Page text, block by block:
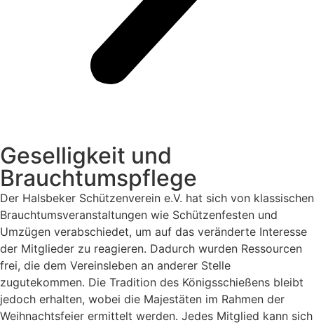
Geselligkeit und
Brauchtumspflege
Der Halsbeker Schützenverein e.V. hat sich von klassischen
Brauchtumsveranstaltungen wie Schützenfesten und
Umzügen verabschiedet, um auf das veränderte Interesse
der Mitglieder zu reagieren. Dadurch wurden Ressourcen
frei, die dem Vereinsleben an anderer Stelle
zugutekommen. Die Tradition des Königsschießens bleibt
jedoch erhalten, wobei die Majestäten im Rahmen der
Weihnachtsfeier ermittelt werden. Jedes Mitglied kann sich